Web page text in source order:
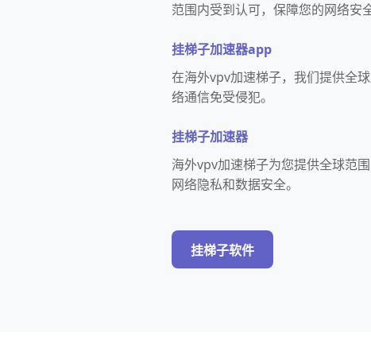
范围内受到认可，保障您的网络安
挂梯子加速器app
在海外vpv加速梯子，我们提供全
络通信免受侵犯。
挂梯子加速器
海外vpv加速梯子为您提供全球范
网络隐私和数据安全。
挂梯子软件